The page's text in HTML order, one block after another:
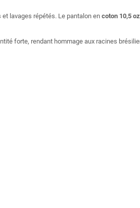
lavages répétés. Le pantalon en coton 10,5 oz
forte, rendant hommage aux racines